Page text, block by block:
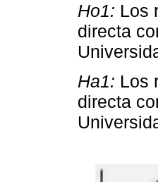
Ho1: Los
directa
Ha1: Los
directa